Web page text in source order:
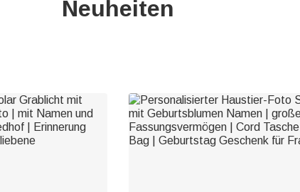
Neuheiten